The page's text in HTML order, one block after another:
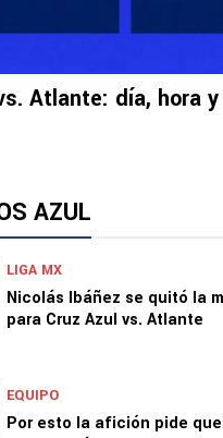
Atlante: día, hora
AZUL
LIGA MX
Nicolás Ibáñez se quitó la
para Cruz Azul vs. Atlante
EQUIPO
Por esto la afición pide